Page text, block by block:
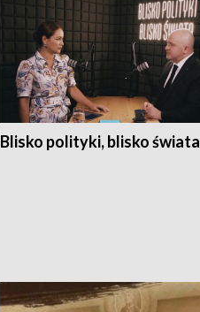
Blisko polityki, blisko świata